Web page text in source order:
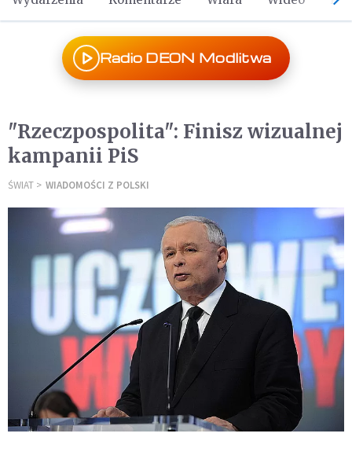
Radio DEON Modlitwa
"Rzeczpospolita": Finisz wizualnej
kampanii PiS
ŚWIAT WIADOMOŚCI Z POLSKI